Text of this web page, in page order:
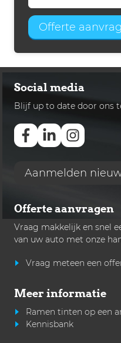
Offerte
Social media
Blijf up to date door ons
Aanmelden
Offerte aanvragen
Vraag makkelijk en snel
van uw auto met onze
Vraag meteen een
Meer informatie
Ramen tinten op een
Kennisbank